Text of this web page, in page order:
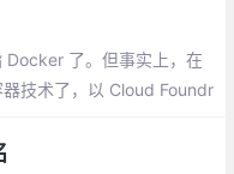
Docker 了。但事实上，在
技术了，以 Cloud Foundr